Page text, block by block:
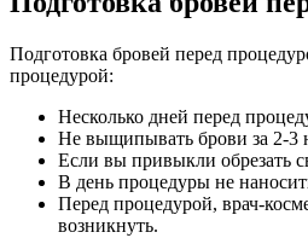
Подготовка бровей перед
процедурой:
Несколько дней перед
Не выщипывать брови за 2-3
Если вы привыкли обрезать
В день процедуры не
Перед процедурой, врач-
возникнуть.